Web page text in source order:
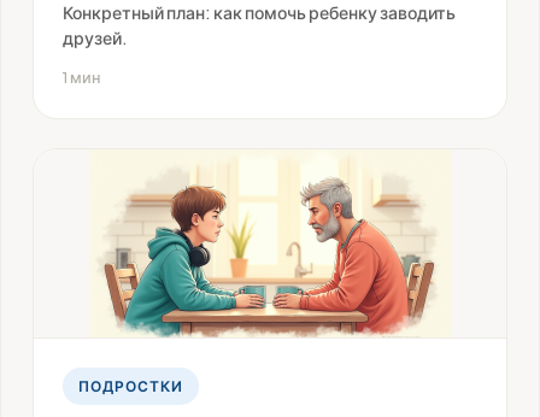
Конкретный план: как помочь ребенку заводить
друзей.
1 мин
ПОДРОСТКИ